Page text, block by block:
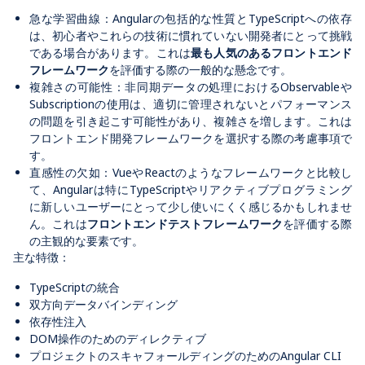
急な学習曲線：Angularの包括的な性質と TypeScriptへの依存
は、初心者やこれらの技術に慣れていない開発者にとって挑戦
である場合があります。これは最も人気のあるフロントエンド
フレームワークを評価する際の一般的な懸念です。
複雑さの可能性：非同期データの処理におけるObservableや
Subscriptionの使用は、適切に管理されないとパフォーマンス
の問題を引き起こす可能性があり、複雑さを増します。これは
フロントエンド開発フレームワークを選択する際の考慮事項で
す。
直感性の欠如： VueやReactのようなフレームワークと比較し
て、Angularは特に TypeScriptやリアクティブプログラミング
に新しいユーザーにとって少し使いにくく感じるかもしれませ
ん。これはフロントエンドテストフレームワークを評価する際
の主観的な要素です。
主な特徴：
TypeScriptの統合
双方向データバインディング
依存性注入
DOM操作のためのディレクティブ
プロジェクトのスキャフォールディングのためのAngular CLI